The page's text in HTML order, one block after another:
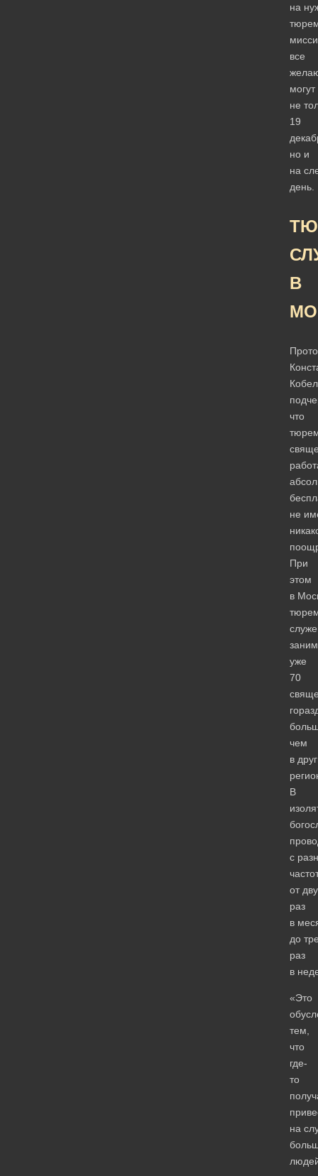
на
все
могут
не
19
но и
на
день.
В
что
не
При
этом
в
уже
70
чем
в
В
с
от
раз
в
до
раз
в
«Это
тем,
что
где-
то
на